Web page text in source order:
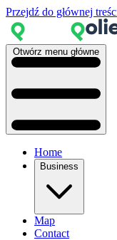
Przejdź do głównej
Otwórz menu główne
Home
Business
Map
Contact